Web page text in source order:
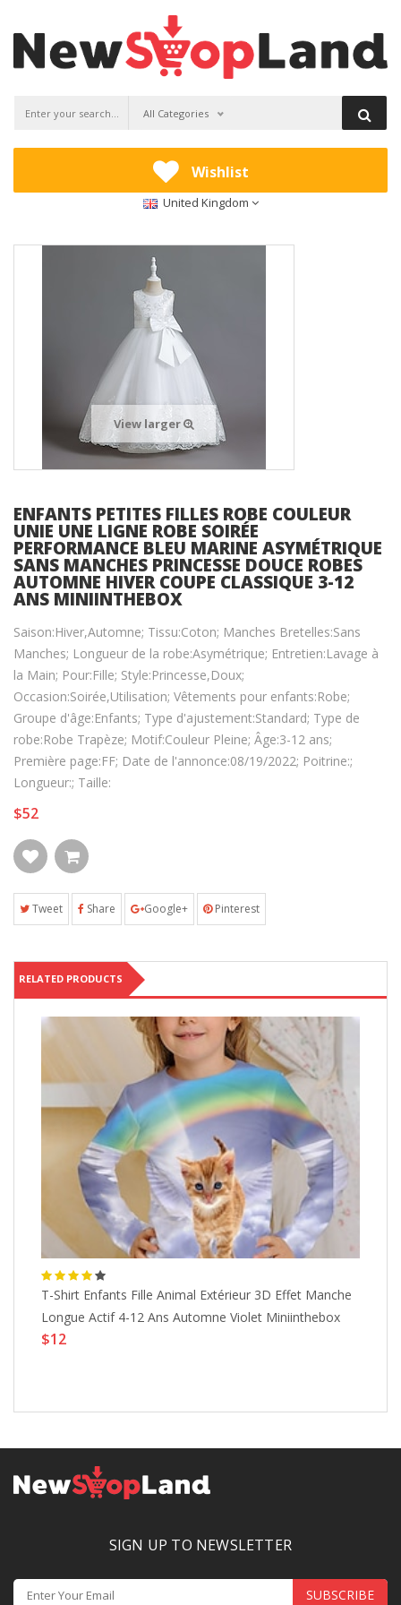
All Categories
Wishlist
United Kingdom
View larger
ENFANTS PETITES FILLES ROBE COULEUR
UNIE UNE LIGNE ROBE SOIRÉE
PERFORMANCE BLEU MARINE ASYMÉTRIQUE
SANS MANCHES PRINCESSE DOUCE ROBES
AUTOMNE HIVER COUPE CLASSIQUE 3-12
ANS MINIINTHEBOX
Saison:Hiver,Automne; Tissu:Coton; Manches Bretelles:Sans
Manches; Longueur de la robe:Asymétrique; Entretien:Lavage à
la Main; Pour:Fille; Style:Princesse,Doux;
Occasion:Soirée,Utilisation; Vêtements pour enfants:Robe;
Groupe d'âge:Enfants; Type d'ajustement:Standard; Type de
robe:Robe Trapèze; Motif:Couleur Pleine; Âge:3-12 ans;
Première page:FF; Date de l'annonce:08/19/2022; Poitrine:;
Longueur:; Taille:
$52
Tweet Share Google+ Pinterest
RELATED PRODUCTS
T-Shirt Enfants Fille Animal Extérieur 3D Effet Manche
Longue Actif 4-12 Ans Automne Violet Miniinthebox
$12
SIGN UP TO NEWSLETTER
SUBSCRIBE